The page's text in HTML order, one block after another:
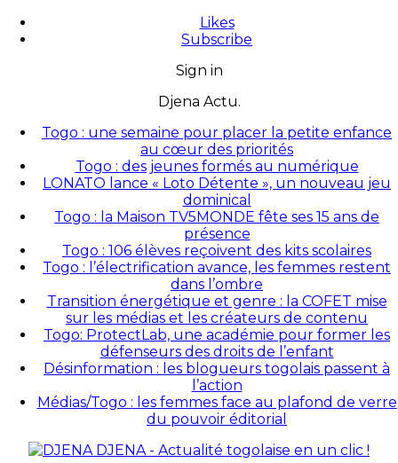
Likes
Subscribe
Sign in
Djena Actu.
Togo : une semaine pour placer la petite enfance
au cœur des priorités
Togo : des jeunes formés au numérique
LONATO lance « Loto Détente », un nouveau jeu
dominical
Togo : la Maison TV5MONDE fête ses 15 ans de
présence
Togo : 106 élèves reçoivent des kits scolaires
Togo : l’électrification avance, les femmes restent
dans l’ombre
Transition énergétique et genre : la COFET mise
sur les médias et les créateurs de contenu
Togo: ProtectLab, une académie pour former les
défenseurs des droits de l’enfant
Désinformation : les blogueurs togolais passent à
l’action
Médias/Togo : les femmes face au plafond de verre
du pouvoir éditorial
DJENA - Actualité togolaise en un clic !